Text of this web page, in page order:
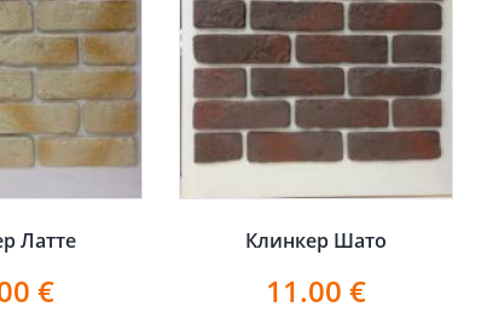
Латте
€
Клинкер Шато
11.00 €